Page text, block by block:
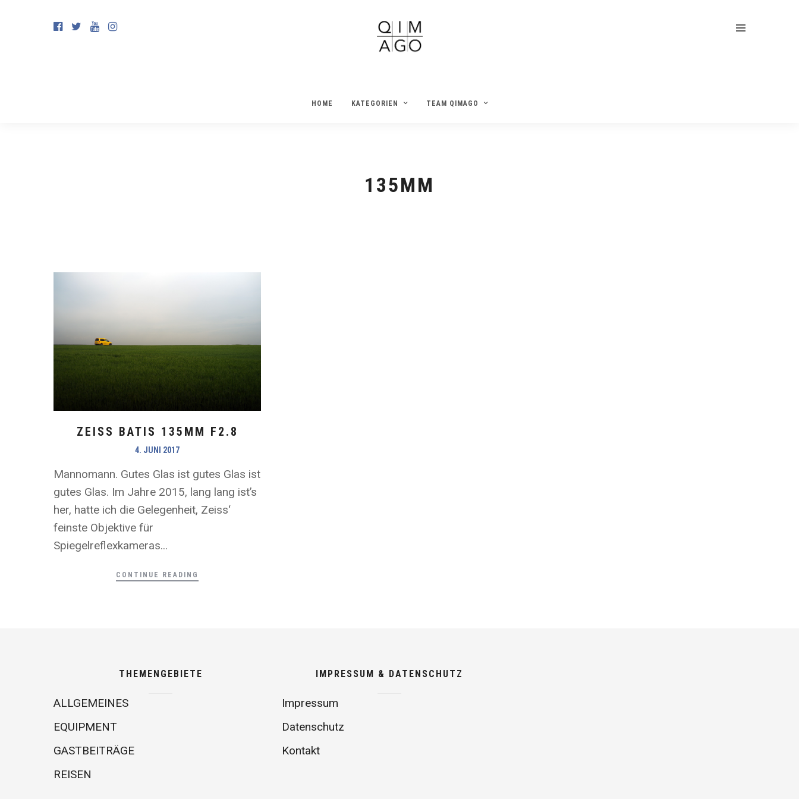
HOME KATEGORIEN TEAM QIMAGO
135MM
ZEISS BATIS 135MM F2.8
4. JUNI 2017
Mannomann. Gutes Glas ist gutes Glas ist
gutes Glas. Im Jahre 2015, lang lang ist’s
her, hatte ich die Gelegenheit, Zeiss‘
feinste Objektive für
Spiegelreflexkameras...
CONTINUE READING
THEMENGEBIETE
ALLGEMEINES
EQUIPMENT
GASTBEITRÄGE
REISEN
IMPRESSUM & DATENSCHUTZ
Impressum
Datenschutz
Kontakt